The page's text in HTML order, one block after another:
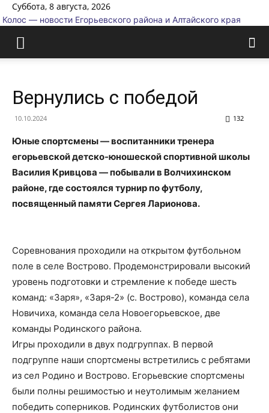
Суббота, 8 августа, 2026
Колос — новости Егорьевского района и Алтайского края
Вернулись с победой
10.10.2024 132
Юные спортсмены — воспитанники тренера
егорьевской детско-юношеской спортивной школы
Василия Кривцова — побывали в Волчихинском
районе, где состоялся турнир по футболу,
посвященный памяти Сергея Ларионова.
Соревнования проходили на открытом футбольном
поле в селе Вострово. Продемонстрировали высокий
уровень подготовки и стремление к победе шесть
команд: «Заря», «Заря-2» (с. Вострово), команда села
Новичиха, команда села Новоегорьевское, две
команды Родинского района.
Игры проходили в двух подгруппах. В первой
подгруппе наши спортсмены встретились с ребятами
из сел Родино и Вострово. Егорьевские спортсмены
были полны решимостью и неутолимым желанием
победить соперников. Родинских футболистов они